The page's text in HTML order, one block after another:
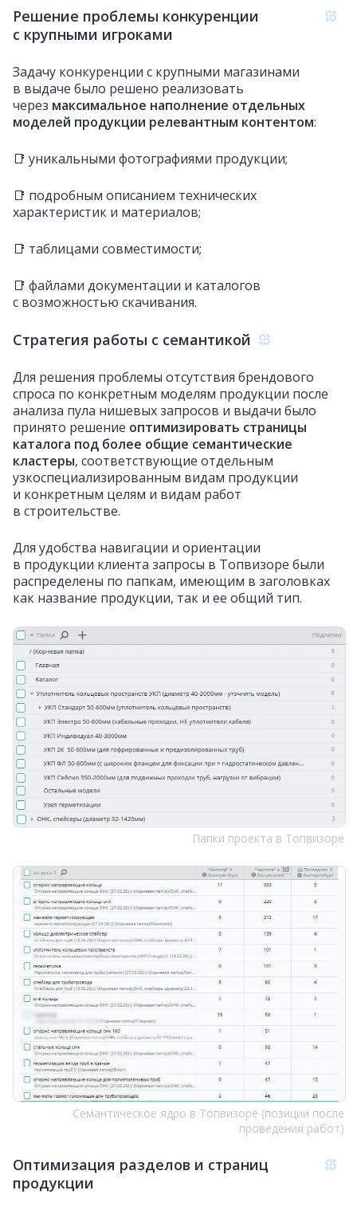
Решение проблемы конкуренции
с крупными игроками
Задачу конкуренции с крупными магазинами
в выдаче было решено реализовать
через максимальное наполнение отдельных
моделей продукции релевантным контентом:
📑 уникальными фотографиями продукции;
📑 подробным описанием технических
характеристик и материалов;
📑 таблицами совместимости;
📑 файлами документации и каталогов
с возможностью скачивания.
Стратегия работы с семантикой
Для решения проблемы отсутствия брендового
спроса по конкретным моделям продукции после
анализа пула нишевых запросов и выдачи было
принято решение оптимизировать страницы
каталога под более общие семантические
кластеры, соответствующие отдельным
узкоспециализированным видам продукции
и конкретным целям и видам работ
в строительстве.
Для удобства навигации и ориентации
в продукции клиента запросы в Топвизоре были
распределены по папкам, имеющим в заголовках
как название продукции, так и ее общий тип.
Папки проекта в Топвизоре
Семантическое ядро в Топвизоре (позиции после
проведения работ)
Оптимизация разделов и страниц
продукции